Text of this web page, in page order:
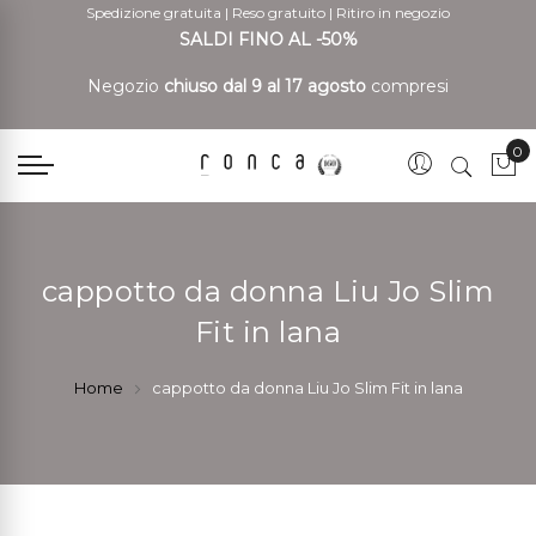
Spedizione gratuita | Reso gratuito | Ritiro in negozio
SALDI FINO AL -50%
Negozio chiuso dal 9 al 17 agosto compresi
0
cappotto da donna Liu Jo Slim
Fit in lana
Home cappotto da donna Liu Jo Slim Fit in lana